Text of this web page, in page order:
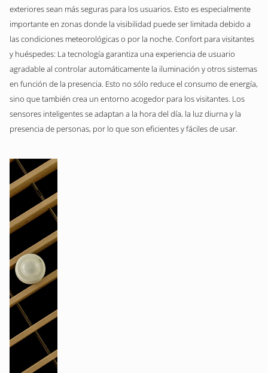
exteriores sean más seguras para los usuarios. Esto es especialmente
importante en zonas donde la visibilidad puede ser limitada debido a
las condiciones meteorológicas o por la noche. Confort para visitantes
y huéspedes: La tecnología garantiza una experiencia de usuario
agradable al controlar automáticamente la iluminación y otros sistemas
en función de la presencia. Esto no sólo reduce el consumo de energía,
sino que también crea un entorno acogedor para los visitantes. Los
sensores inteligentes se adaptan a la hora del día, la luz diurna y la
presencia de personas, por lo que son eficientes y fáciles de usar.